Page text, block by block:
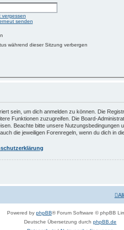
vergessen
senden
während dieser Sitzung verbergen
sein, um dich anmelden zu können. Die
Funktionen zuzugreifen. Die Board-
Beachte bitte unsere Nutzungsbedingungen
die jeweiligen Forenregeln, wenn du dich in
Powered by phpBB® Forum Software © phpBB
Deutsche Übersetzung durch phpBB.de